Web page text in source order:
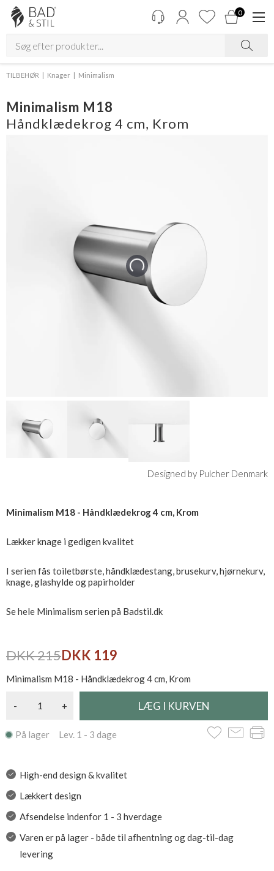
0
TILBEHØR Knager Minimalism
Minimalism M18
Håndklædekrog 4 cm, Krom
Designed by Pulcher Denmark
Minimalism M18 - Håndklædekrog 4 cm, Krom
Lækker knage i gedigen kvalitet
I serien fås toiletbørste, håndklædestang, brusekurv, hjørnekurv,
knage, glashylde og papirholder
Se hele Minimalism serien på Badstil.dk
DKK 215DKK 119
Minimalism M18 - Håndklædekrog 4 cm, Krom
- +
På lager Lev. 1 - 3 dage
High-end design & kvalitet
Lækkert design
Afsendelse indenfor 1 - 3 hverdage
Varen er på lager - både til afhentning og dag-til-dag
levering